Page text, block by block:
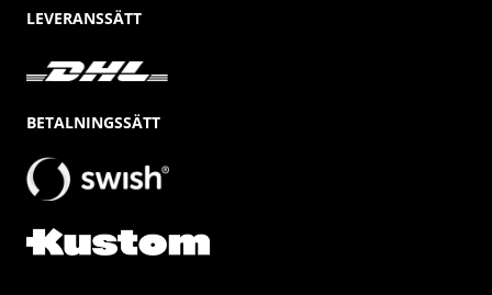
LEVERANSSÄTT
BETALNINGSSÄTT